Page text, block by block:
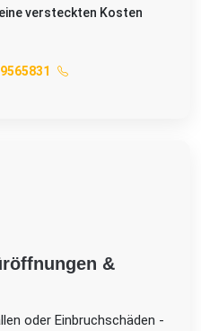
versteckten Kosten
&
oder Einbruchschäden -